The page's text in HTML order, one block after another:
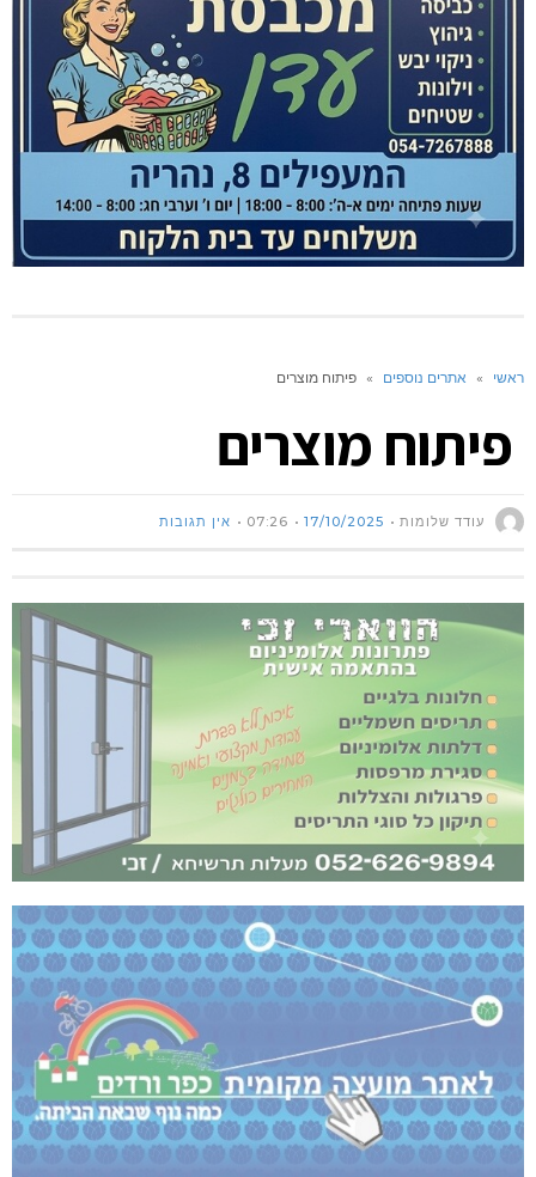
ראשי » אתרים נוספים » פיתוח מוצרים
פיתוח מוצרים
עודד שלומות 17/10/2025
07:26 אין תגובות